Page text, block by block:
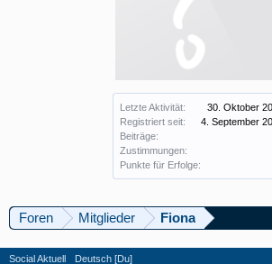
Letzte Aktivität:
30. Oktober
Registriert seit:
4. September
Beiträge:
Zustimmungen:
Punkte für Erfolge:
Foren Mitglieder Fiona
Social Aktuell Deutsch [Du]